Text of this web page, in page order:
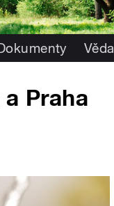
Věda
Praha